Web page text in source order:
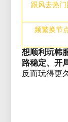
跟风去热门
频繁换节
想顺利玩韩
路稳定、开
反而玩得更